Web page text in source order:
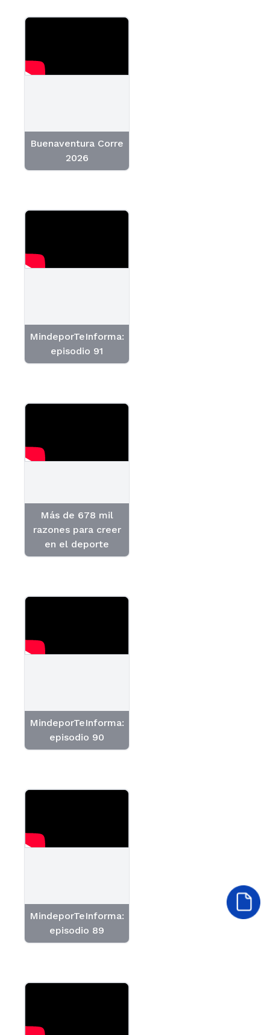
Buenaventura Corre
2026
MindeporTeInforma:
episodio 91
Más de 678 mil
razones para creer
en el deporte
MindeporTeInforma:
episodio 90
MindeporTeInforma:
episodio 89